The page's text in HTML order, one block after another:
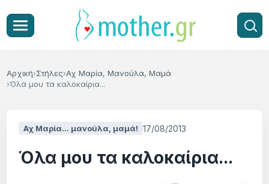
Αρχική Στήλες Αχ Μαρία, Μανούλα, Μαμά
Όλα μου τα καλοκαίρια...
Αχ Μαρία... μανούλα, μαμά! 17/08/2013
Όλα μου τα καλοκαίρια...